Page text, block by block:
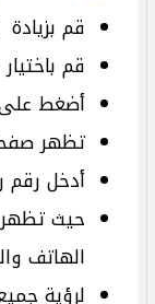
قم
قم
أضغط على
تظهر
أدخل رقم
حيث تظهر
الهاتف
لرؤية